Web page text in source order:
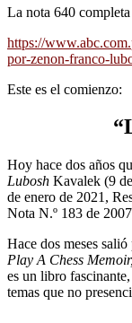
La nota 640
https://
por-zenon-franco-
Este es el comienzo:
Hoy hace dos años
Lubosh Kavalek (9
de enero de 2021,
Nota N.º 183 de
Hace dos meses
Play A Chess Memoir,
es un libro
temas que no